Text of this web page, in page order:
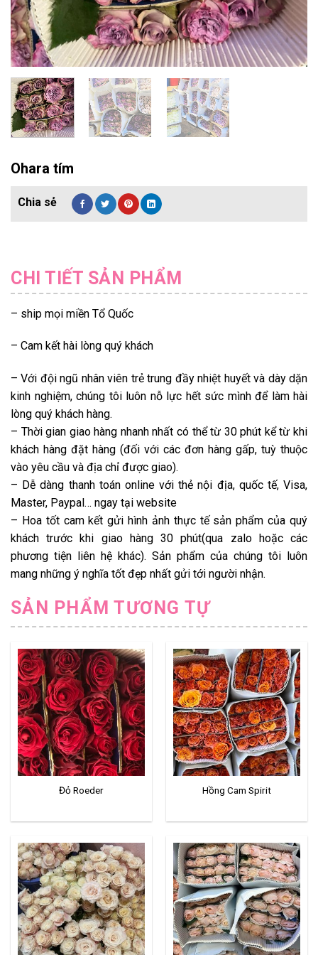
Ohara tím
CHI TIẾT SẢN PHẨM
– ship mọi miền Tổ Quốc
– Cam kết hài lòng quý khách
– Với đội ngũ nhân viên trẻ trung đầy nhiệt huyết và dày dặn
kinh nghiệm, chúng tôi luôn nỗ lực hết sức mình để làm hài
lòng quý khách hàng.
– Thời gian giao hàng nhanh nhất có thể từ 30 phút kể từ khi
khách hàng đặt hàng (đối với các đơn hàng gấp, tuỳ thuộc
vào yêu cầu và địa chỉ được giao).
– Dễ dàng thanh toán online với thẻ nội địa, quốc tế, Visa,
Master, Paypal… ngay tại website
– Hoa tốt cam kết gửi hình ảnh thực tế sản phẩm của quý
khách trước khi giao hàng 30 phút(qua zalo hoặc các
phương tiện liên hệ khác). Sản phẩm của chúng tôi luôn
mang những ý nghĩa tốt đẹp nhất gửi tới người nhận.
SẢN PHẨM TƯƠNG TỰ
Đỏ Roeder Hồng Cam Spirit